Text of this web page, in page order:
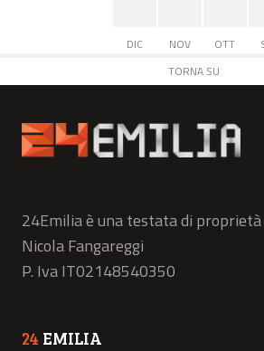
DIC NOV OTT
TORNA SU
24Emilia è una testata di proprietà
Nicola Fangareggi
P. Iva IT02148540350
24 EMILIA